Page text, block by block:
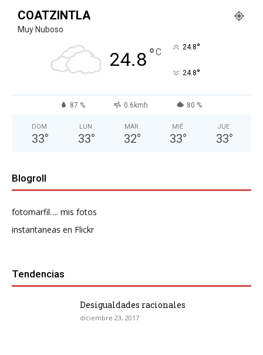
COATZINTLA
Muy Nuboso
24.8°C 24.8°
24.8°
87 % 0.6kmh 80 %
DOM
33°
LUN
33°
MAR
32°
MIÉ
33°
JUE
33°
Blogroll
fotomarfil…. mis fotos
instantaneas en Flickr
Tendencias
Desigualdades racionales
diciembre 23, 2017